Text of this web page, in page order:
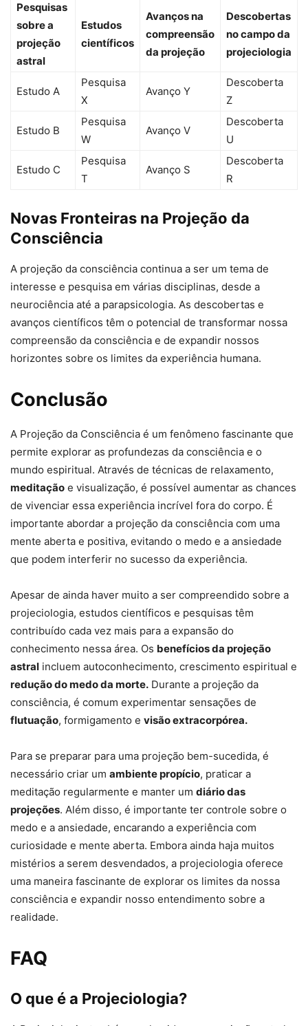
Pesquisas
sobre a
projeção
astral
Estudos
científicos
Avanços na
compreensão
da projeção
Descobertas
no campo da
projeciologia
Estudo A
Pesquisa
X
Avanço Y
Descoberta
Z
Estudo B
Pesquisa
W
Avanço V
Descoberta
U
Estudo C
Pesquisa
T
Avanço S
Descoberta
R
Novas Fronteiras na Projeção da
Consciência
A projeção da consciência continua a ser um tema de
interesse e pesquisa em várias disciplinas, desde a
neurociência até a parapsicologia. As descobertas e
avanços científicos têm o potencial de transformar nossa
compreensão da consciência e de expandir nossos
horizontes sobre os limites da experiência humana.
Conclusão
A Projeção da Consciência é um fenômeno fascinante que
permite explorar as profundezas da consciência e o
mundo espiritual. Através de técnicas de relaxamento,
meditação e visualização, é possível aumentar as chances
de vivenciar essa experiência incrível fora do corpo. É
importante abordar a projeção da consciência com uma
mente aberta e positiva, evitando o medo e a ansiedade
que podem interferir no sucesso da experiência.
Apesar de ainda haver muito a ser compreendido sobre a
projeciologia, estudos científicos e pesquisas têm
contribuído cada vez mais para a expansão do
conhecimento nessa área. Os benefícios da projeção
astral incluem autoconhecimento, crescimento espiritual e
redução do medo da morte. Durante a projeção da
consciência, é comum experimentar sensações de
flutuação, formigamento e visão extracorpórea.
Para se preparar para uma projeção bem-sucedida, é
necessário criar um ambiente propício, praticar a
meditação regularmente e manter um diário das
projeções. Além disso, é importante ter controle sobre o
medo e a ansiedade, encarando a experiência com
curiosidade e mente aberta. Embora ainda haja muitos
mistérios a serem desvendados, a projeciologia oferece
uma maneira fascinante de explorar os limites da nossa
consciência e expandir nosso entendimento sobre a
realidade.
FAQ
O que é a Projeciologia?